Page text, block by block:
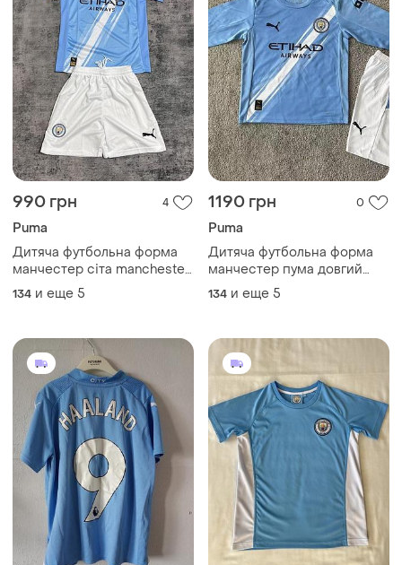
990 грн 4
Puma
Дитяча футбольна форма
манчестер сіта manchester
mc для дітей пума puma
фоден холанд
134 и еще 5
1190 грн 0
Puma
Дитяча футбольна форма
манчестер пума довгий
рукав лонгслів puma
manchester футболка та
фоден
134 и еще 5